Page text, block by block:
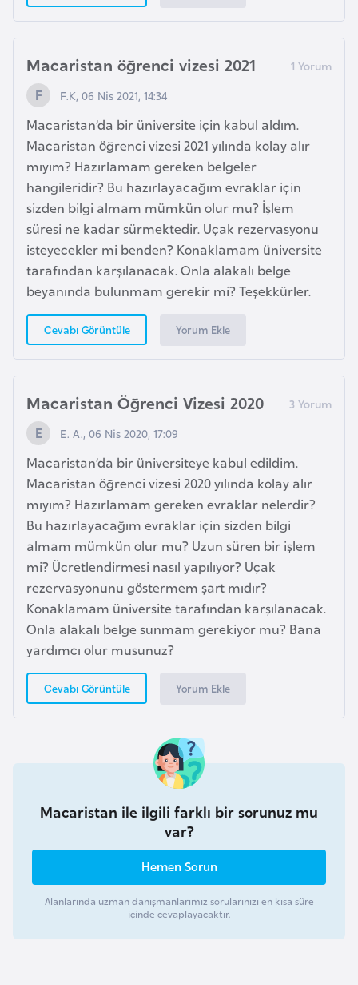
Macaristan öğrenci vizesi 2021
F.K, 06 Nis 2021, 14:34
Macaristan’da bir üniversite için kabul aldım.
Macaristan öğrenci vizesi 2021 yılında kolay alır
mıyım? Hazırlamam gereken belgeler
hangileridir? Bu hazırlayacağım evraklar için
sizden bilgi almam mümkün olur mu? İşlem
süresi ne kadar sürmektedir. Uçak rezervasyonu
isteyecekler mi benden? Konaklamam üniversite
tarafından karşılanacak. Onla alakalı belge
beyanında bulunmam gerekir mi? Teşekkürler.
Cevabı Görüntüle Yorum Ekle
Macaristan Öğrenci Vizesi 2020
E. A., 06 Nis 2020, 17:09
Macaristan’da bir üniversiteye kabul edildim.
Macaristan öğrenci vizesi 2020 yılında kolay alır
mıyım? Hazırlamam gereken evraklar nelerdir?
Bu hazırlayacağım evraklar için sizden bilgi
almam mümkün olur mu? Uzun süren bir işlem
mi? Ücretlendirmesi nasıl yapılıyor? Uçak
rezervasyonunu göstermem şart mıdır?
Konaklamam üniversite tarafından karşılanacak.
Onla alakalı belge sunmam gerekiyor mu? Bana
yardımcı olur musunuz?
Cevabı Görüntüle Yorum Ekle
Macaristan ile ilgili farklı bir sorunuz mu
var?
Hemen Sorun
Alanlarında uzman danışmanlarımız sorularınızı en kısa süre
içinde cevaplayacaktır.
a
h
i
i
F
i
n
l
a
n
d
i
y
F
r
a
n
s
a
G
a
b
o
n
G
m
a
n